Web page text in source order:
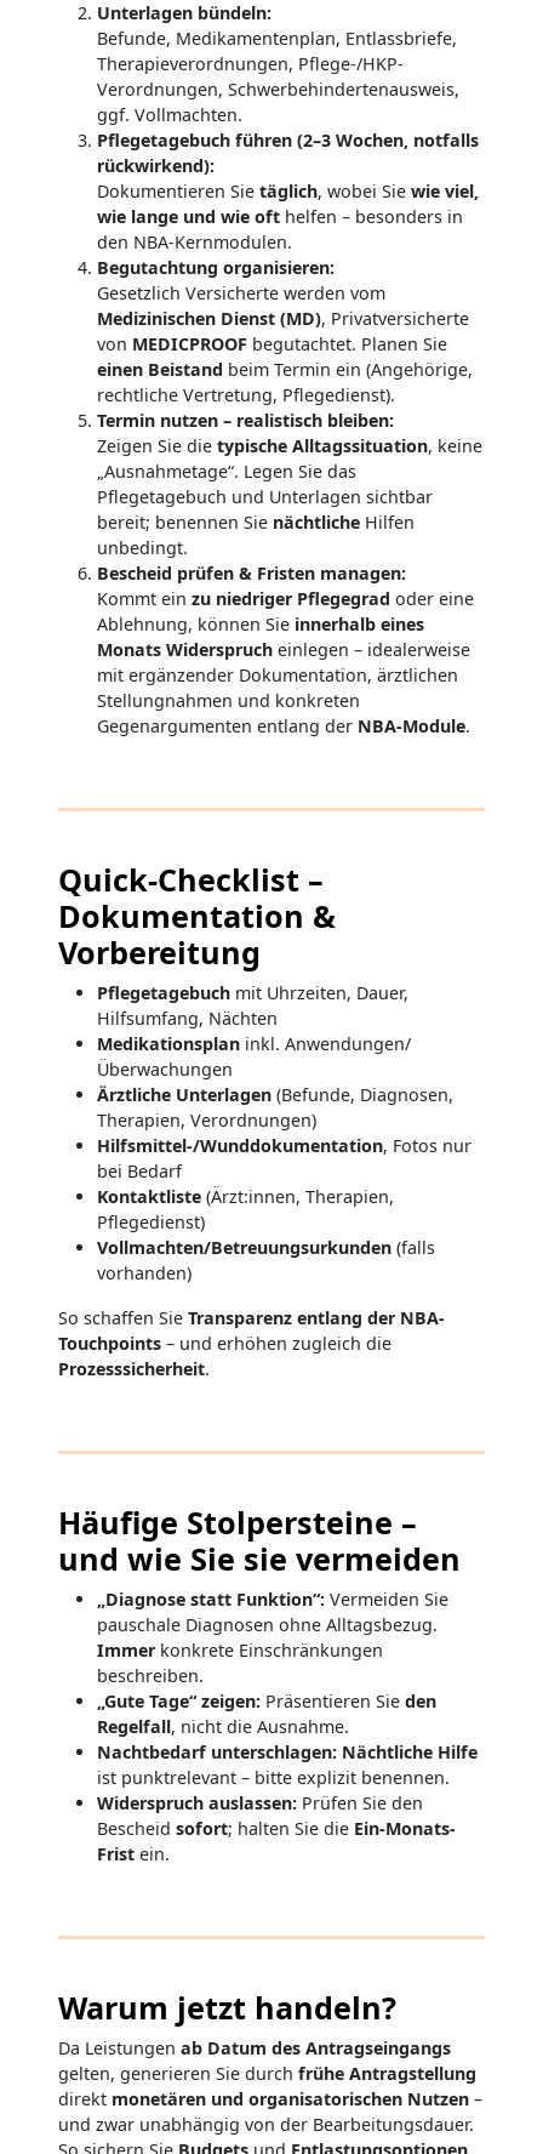
Unterlagen bündeln:
Befunde, Medikamentenplan, Entlassbriefe,
Therapieverordnungen, Pflege-/HKP-
Verordnungen, Schwerbehindertenausweis,
ggf. Vollmachten.
Pflegetagebuch führen (2–3 Wochen, notfalls
rückwirkend):
Dokumentieren Sie täglich, wobei Sie wie viel,
wie lange und wie oft helfen – besonders in
den NBA-Kernmodulen.
Begutachtung organisieren:
Gesetzlich Versicherte werden vom
Medizinischen Dienst (MD), Privatversicherte
von MEDICPROOF begutachtet. Planen Sie
einen Beistand beim Termin ein (Angehörige,
rechtliche Vertretung, Pflegedienst).
Termin nutzen – realistisch bleiben:
Zeigen Sie die typische Alltagssituation, keine
„Ausnahmetage“. Legen Sie das
Pflegetagebuch und Unterlagen sichtbar
bereit; benennen Sie nächtliche Hilfen
unbedingt.
Bescheid prüfen & Fristen managen:
Kommt ein zu niedriger Pflegegrad oder eine
Ablehnung, können Sie innerhalb eines
Monats Widerspruch einlegen – idealerweise
mit ergänzender Dokumentation, ärztlichen
Stellungnahmen und konkreten
Gegenargumenten entlang der NBA-Module.
Quick-Checklist –
Dokumentation &
Vorbereitung
Pflegetagebuch mit Uhrzeiten, Dauer,
Hilfsumfang, Nächten
Medikationsplan inkl. Anwendungen/
Überwachungen
Ärztliche Unterlagen (Befunde, Diagnosen,
Therapien, Verordnungen)
Hilfsmittel-/Wunddokumentation, Fotos nur
bei Bedarf
Kontaktliste (Ärzt:innen, Therapien,
Pflegedienst)
Vollmachten/Betreuungsurkunden (falls
vorhanden)
So schaffen Sie Transparenz entlang der NBA-
Touchpoints – und erhöhen zugleich die
Prozesssicherheit.
Häufige Stolpersteine –
und wie Sie sie vermeiden
„Diagnose statt Funktion“: Vermeiden Sie
pauschale Diagnosen ohne Alltagsbezug.
Immerkonkrete Einschränkungen
beschreiben.
„Gute Tage“ zeigen: Präsentieren Sie den
Regelfall, nicht die Ausnahme.
Nachtbedarf unterschlagen: Nächtliche Hilfe
ist punktrelevant – bitte explizit benennen.
Widerspruch auslassen: Prüfen Sie den
Bescheid sofort; halten Sie die Ein-Monats-
Frist ein.
Warum jetzt handeln?
Da Leistungen ab Datum des Antragseingangs
gelten, generieren Sie durch frühe Antragstellung
direkt monetären und organisatorischen Nutzen –
und zwar unabhängig von der Bearbeitungsdauer.